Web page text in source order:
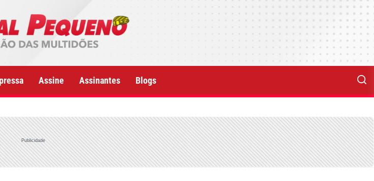
Assine Assinantes Blogs
Publicidade